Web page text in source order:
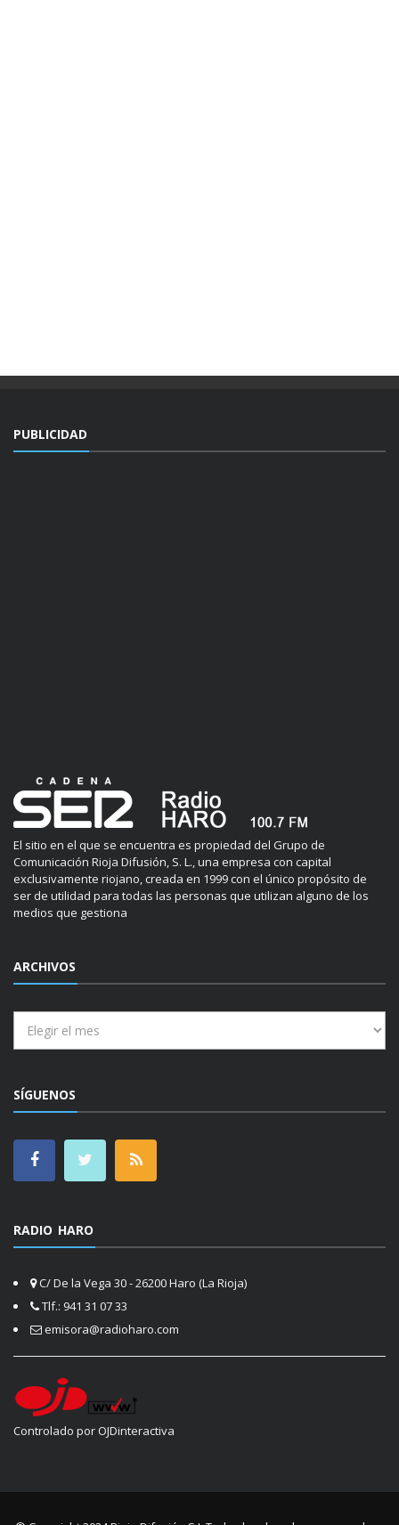
PUBLICIDAD
El sitio en el que se encuentra es propiedad del Grupo de
Comunicación Rioja Difusión, S. L., una empresa con capital
exclusivamente riojano, creada en 1999 con el único propósito de
ser de utilidad para todas las personas que utilizan alguno de los
medios que gestiona
ARCHIVOS
SÍGUENOS
RADIO HARO
C/ De la Vega 30 - 26200 Haro (La Rioja)
Tlf.: 941 31 07 33
emisora@radioharo.com
Controlado por OJDinteractiva